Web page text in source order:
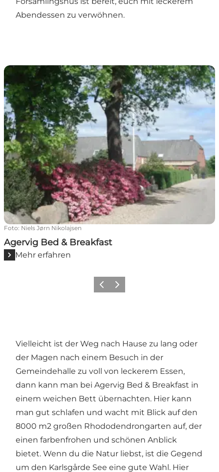
Abendessen zu verwöhnen.
Agervig Bed & Breakfast
Foto: Niels Jørn Nikolajsen
Agervig Bed & Breakfast
Mehr erfahren
ZurückWeiter
Vielleicht ist der Weg nach Hause zu lang oder
der Magen nach einem Besuch in der
Gemeindehalle zu voll von leckerem Essen,
dann kann man bei Agervig Bed & Breakfast in
einem weichen Bett übernachten. Hier kann
man gut schlafen und wacht mit Blick auf den
8000 m2 großen Rhododendrongarten auf, der
einen farbenfrohen und schönen Anblick
bietet. Wenn du die Natur liebst, ist die Gegend
um den Karlsgårde See eine gute Wahl. Hier